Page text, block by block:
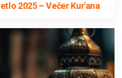
2025 – Večer Kur'ana